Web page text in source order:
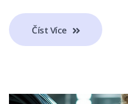
Číst Více